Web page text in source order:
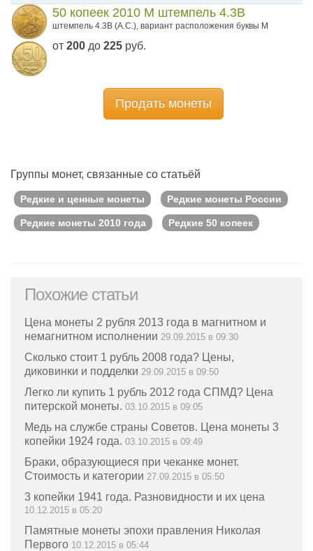
50 копеек 2010 М штемпель 4.3В
штемпель 4.3В (А.С.), вариант расположения буквы М
от 200 до 225 руб.
Продать монеты
Группы монет, связанные со статьёй
Редкие и ценные монеты Редкие монеты России
Редкие монеты 2010 года Редкие 50 копеек
Похожие статьи
Цена монеты 2 рубля 2013 года в магнитном и
немагнитном исполнении 29.09.2015 в 09:30
Сколько стоит 1 рубль 2008 года? Цены,
диковинки и подделки 29.09.2015 в 09:50
Легко ли купить 1 рубль 2012 года СПМД? Цена
питерской монеты. 03.10.2015 в 09:05
Медь на службе страны Советов. Цена монеты 3
копейки 1924 года. 03.10.2015 в 09:49
Браки, образующиеся при чеканке монет.
Стоимость и категории 27.09.2015 в 05:50
3 копейки 1941 года. Разновидности и их цена
10.12.2015 в 05:20
Памятные монеты эпохи правления Николая
Первого 10.12.2015 в 05:44